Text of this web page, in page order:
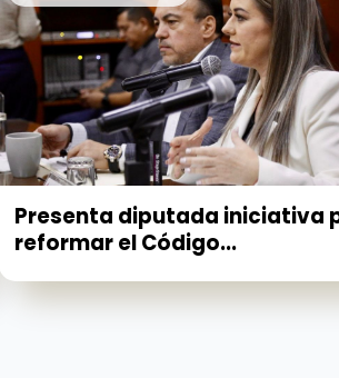
Presenta diputada iniciativa
reformar el Código...